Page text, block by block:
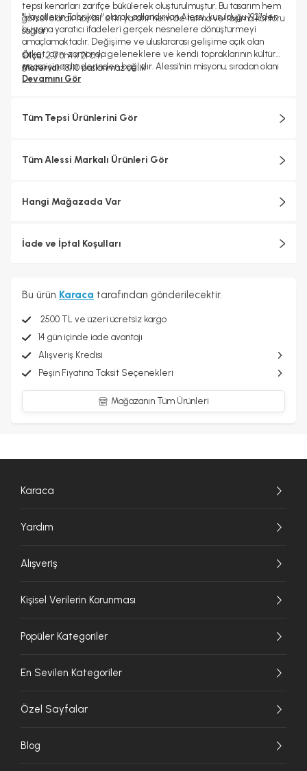
tepsi kenarları zarifçe bükülerek oluşturulmuştur. Bu tasarım hem
görsel olarak hoş bir etki yaratır hem de tutma ve taşıma konforu
sağlar.
Ölçü:2,7 cm x 21 cm
Materyal:18/10 paslanmaz çelik
"Hayallerin Fabrikası" olarak adlandırılan Alessi, kurulduğu 1921'den
bu yana yaratıcı ifadeleri gerçek nesnelere dönüştürmeyi
amaçlamaktadır. Değişime ve uluslararası gelişime açık olan
şirket, aynı zamanda geleneklere ve kendi topraklarının kültürel
geçmişine de derinden bağlıdır. Alessi'nin misyonu, sıradan olanı
olağanüstü kılarken estetik, işlevsellik ve kalitenin kültürel ve
yetenekli ustalar tarafından İtalya'da üretilmektedir. Tasarım
sürecinde endüstriyel üretimin teknolojik karmaşıklığı ile
uygulanmaktadır.
Devamını Gör
Tüm Tepsi Ürünlerini Gör
Tüm Alessi Markalı Ürünleri Gör
Hangi Mağazada Var
İade ve İptal Koşulları
Bu ürün Karaca tarafından gönderilecektir.
2500 TL ve üzeri ücretsiz kargo
14 gün içinde iade avantajı
Alışveriş Kredisi
Peşin Fiyatına Taksit Seçenekleri
Mağazanın Tüm Ürünleri
Karaca
Yardım
Alışveriş
Kişisel Verilerin Korunması
Popüler Kategoriler
En Sevilen Kategoriler
Özel Sayfalar
Blog